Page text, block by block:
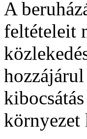
A
feltételeit
környezet